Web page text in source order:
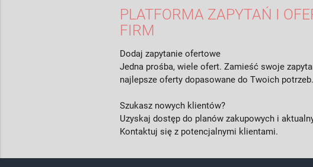
PLATFORMA ZAPYTAŃ I
FIRM
Dodaj zapytanie ofertowe
Jedna prośba, wiele ofert. Zamieść swoje
najlepsze oferty dopasowane do Twoich potrzeb.
Szukasz nowych klientów?
Uzyskaj dostęp do planów zakupowych i
Kontaktuj się z potencjalnymi klientami.